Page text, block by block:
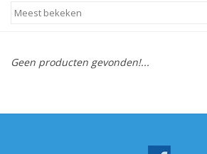
Pax tassen
Trainingen
Geen producten gevonden!...